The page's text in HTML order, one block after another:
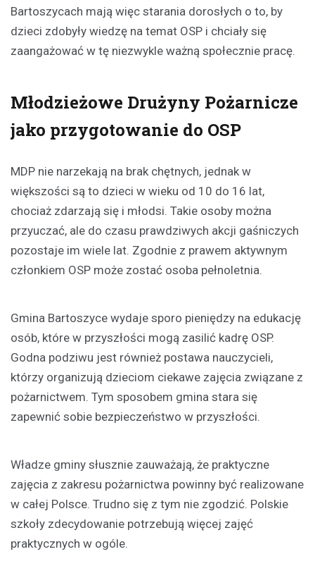
Bartoszycach mają więc starania dorosłych o to, by
dzieci zdobyły wiedzę na temat OSP i chciały się
zaangażować w tę niezwykle ważną społecznie pracę.
Młodzieżowe Drużyny Pożarnicze
jako przygotowanie do OSP
MDP nie narzekają na brak chętnych, jednak w
większości są to dzieci w wieku od 10 do 16 lat,
chociaż zdarzają się i młodsi. Takie osoby można
przyuczać, ale do czasu prawdziwych akcji gaśniczych
pozostaje im wiele lat. Zgodnie z prawem aktywnym
członkiem OSP może zostać osoba pełnoletnia.
Gmina Bartoszyce wydaje sporo pieniędzy na edukację
osób, które w przyszłości mogą zasilić kadrę OSP.
Godna podziwu jest również postawa nauczycieli,
którzy organizują dzieciom ciekawe zajęcia związane z
pożarnictwem. Tym sposobem gmina stara się
zapewnić sobie bezpieczeństwo w przyszłości.
Władze gminy słusznie zauważają, że praktyczne
zajęcia z zakresu pożarnictwa powinny być realizowane
w całej Polsce. Trudno się z tym nie zgodzić. Polskie
szkoły zdecydowanie potrzebują więcej zajęć
praktycznych w ogóle.